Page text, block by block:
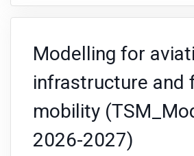
Modelling for
infrastructure and
mobility
2026-2027)